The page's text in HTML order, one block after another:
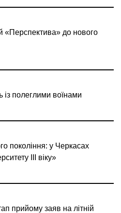
«Перспектива» до нового
полеглими воїнами
покоління: у Черкасах
ІІІ віку»
прийому заяв на літній